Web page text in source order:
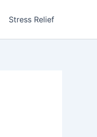
Stress Relief